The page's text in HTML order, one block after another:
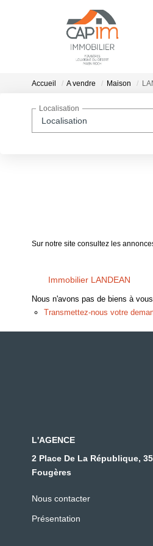
Accueil A vendre Maison
Localisation
Localisation
Sur notre site consultez les
Immobilier LANDEAN
Nous n'avons pas de biens à
Transmettez-nous votre
L'AGENCE
2 Place De La République,
Fougères
Nous contacter
Présentation